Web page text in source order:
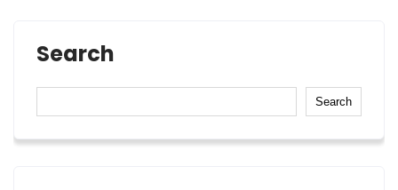
Search
Search